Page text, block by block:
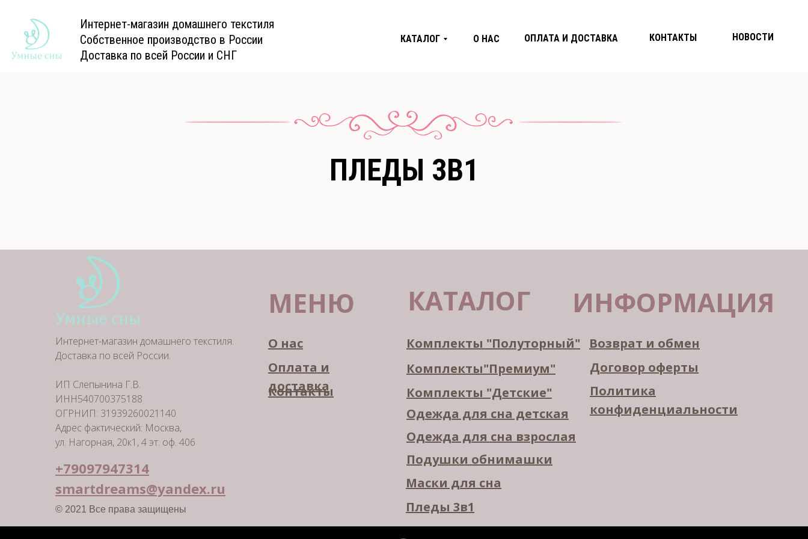
КАТАЛОГ О НАС ОПЛАТА И ДОСТАВКА НОВОСТИ
КОНТАКТЫ
Интернет-магазин домашнего текстиля
Собственное производство в России
Доставка по всей России и СНГ
ПЛЕДЫ 3В1
Интернет-магазин домашнего текстиля.
Доставка по всей России.
ИП Слепынина Г.В.
ИНН540700375188
ОГРНИП: 31939260021140
Адрес фактический: Москва,
ул. Нагорная, 20к1, 4 эт. оф. 406
© 2021 Все права защищены
МЕНЮ КАТАЛОГ ИНФОРМАЦИЯ
Комплекты"Премиум"
Комплекты "Детские"
Комплекты "Полуторный"
Одежда для сна детская
Одежда для сна взрослая
Подушки обнимашки
Маски для сна
Пледы 3в1
О нас
Оплата и
доставка
Контакты
Возврат и обмен
Политика
конфиденциальности
Договор оферты
+79097947314
smartdreams@yandex.ru